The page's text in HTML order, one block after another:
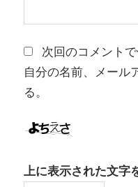
次回のコメント
自分の名前、メール
る。
上に表示された文字